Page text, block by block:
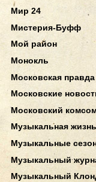
Мир 24
Мистерия-Буфф
Мой район
Монокль
Московская правда
Московские
Московский
Музыкальная жизнь
Музыкальные
Музыкальный
Музыкальный